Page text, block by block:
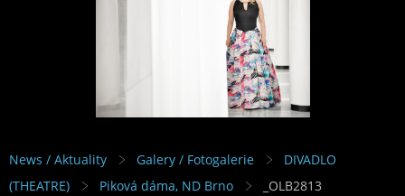
News / Aktuality Galery / Fotogalerie
DIVADLO
(THEATRE)
Piková dáma, ND Brno _OLB2813